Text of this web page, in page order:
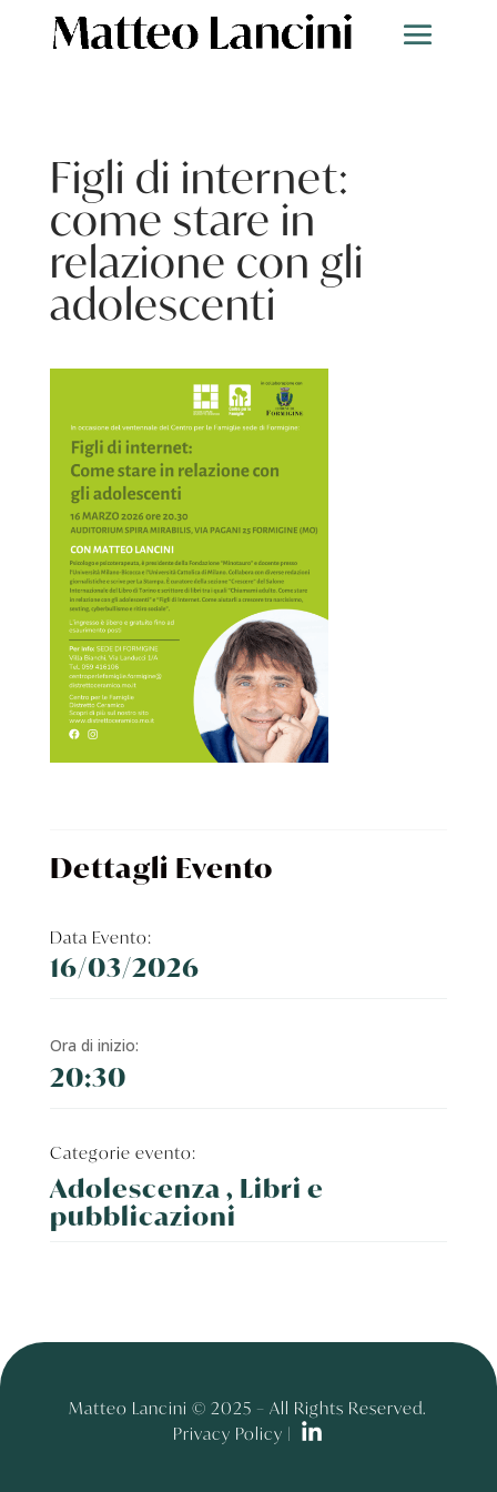
Figli di internet:
come stare in
relazione con gli
adolescenti
Dettagli Evento
Data Evento:
16/03/2026
Ora di inizio:
20:30
Categorie evento:
Adolescenza , Libri e
pubblicazioni
Matteo Lancini © 2025 – All Rights Reserved.
Privacy Policy |